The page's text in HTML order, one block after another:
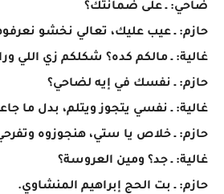
ضاحي: ـ على ضمانتك؟
حازم: ـ عيب عليك، تعالي نخشو
غالية: ـ مالكم كده؟ شكلكم زي اللي
حازم: ـ نفسك في إيه لضاحي؟
غالية: ـ نفسي يتجوز ويتلم، بدل ما
حازم: ـ خلاص يا ستي، هنجوزوه
غالية: ـ جد؟ ومين العروسة؟
حازم: ـ بت الحج إبراهيم المنشاوي.